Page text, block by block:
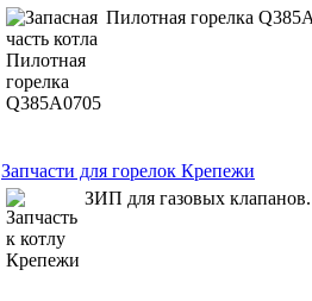
Пилотная горелка
Запчасти для горелок Крепежи
ЗИП для газовых клапанов.